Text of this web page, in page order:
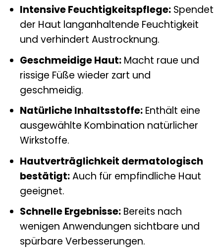
Intensive Feuchtigkeitspflege:Spendet
der Haut langanhaltende Feuchtigkeit
und verhindert Austrocknung.
Geschmeidige Haut:Macht raue und
rissige Füße wieder zart und
geschmeidig.
Natürliche Inhaltsstoffe:Enthält eine
ausgewählte Kombination natürlicher
Wirkstoffe.
Hautverträglichkeit dermatologisch
bestätigt:Auch für empfindliche Haut
geeignet.
Schnelle Ergebnisse:Bereits nach
wenigen Anwendungen sichtbare und
spürbare Verbesserungen.